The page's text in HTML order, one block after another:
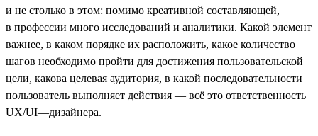
и не столько в этом: помимо креативной составляющей,
в профессии много исследований и аналитики. Какой элемент
важнее, в каком порядке их расположить, какое количество
шагов необходимо пройти для достижения пользовательской
цели, какова целевая аудитория, в какой последовательности
пользователь выполняет действия — всё это ответственность
UX/UI—дизайнера.